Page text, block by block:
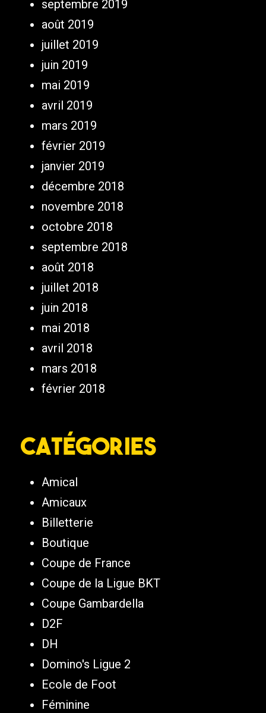
septembre 2019
août 2019
juillet 2019
juin 2019
mai 2019
avril 2019
mars 2019
février 2019
janvier 2019
décembre 2018
novembre 2018
octobre 2018
septembre 2018
août 2018
juillet 2018
juin 2018
mai 2018
avril 2018
mars 2018
février 2018
Catégories
Amical
Amicaux
Billetterie
Boutique
Coupe de France
Coupe de la Ligue BKT
Coupe Gambardella
D2F
DH
Domino's Ligue 2
Ecole de Foot
Féminine